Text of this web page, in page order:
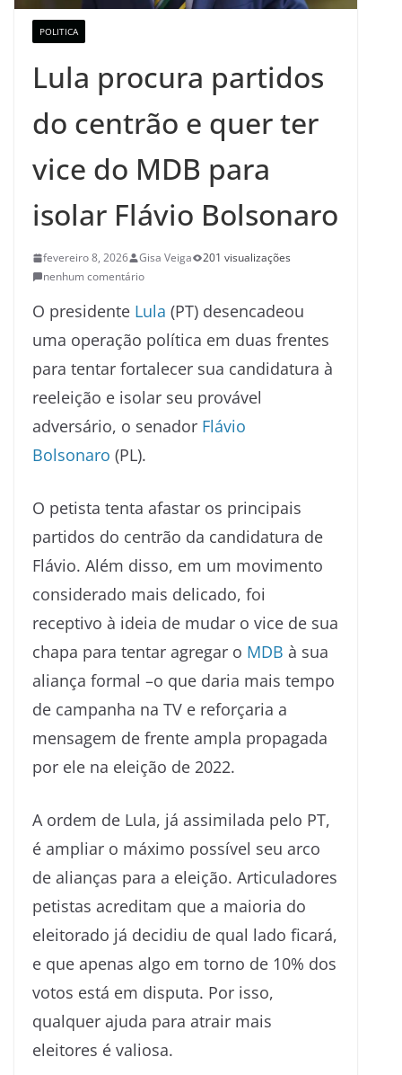
POLITICA
Lula procura partidos
do centrão e quer ter
vice do MDB para
isolar Flávio Bolsonaro
fevereiro 8, 2026 Gisa Veiga
201 visualizações
nenhum comentário
O presidente Lula (PT) desencadeou
uma operação política em duas frentes
para tentar fortalecer sua candidatura à
reeleição e isolar seu provável
adversário, o senador Flávio
Bolsonaro (PL).
O petista tenta afastar os principais
partidos do centrão da candidatura de
Flávio. Além disso, em um movimento
considerado mais delicado, foi
receptivo à ideia de mudar o vice de sua
chapa para tentar agregar o MDB à sua
aliança formal –o que daria mais tempo
de campanha na TV e reforçaria a
mensagem de frente ampla propagada
por ele na eleição de 2022.
A ordem de Lula, já assimilada pelo PT,
é ampliar o máximo possível seu arco
de alianças para a eleição. Articuladores
petistas acreditam que a maioria do
eleitorado já decidiu de qual lado ficará,
e que apenas algo em torno de 10% dos
votos está em disputa. Por isso,
qualquer ajuda para atrair mais
eleitores é valiosa.